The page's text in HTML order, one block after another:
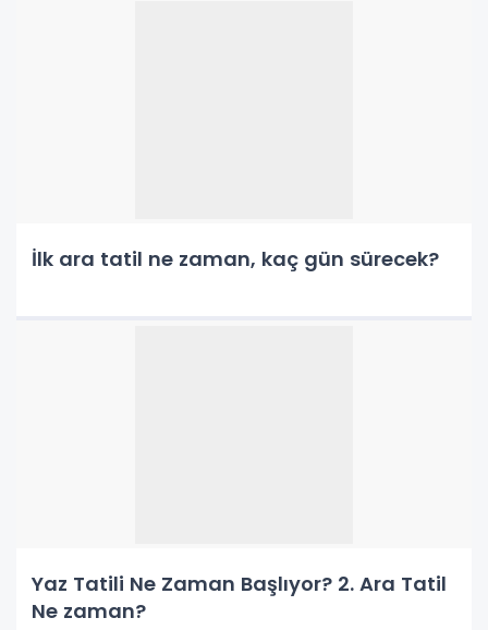
İlk ara tatil ne zaman, kaç gün sürecek?
Yaz Tatili Ne Zaman Başlıyor? 2. Ara Tatil
Ne zaman?